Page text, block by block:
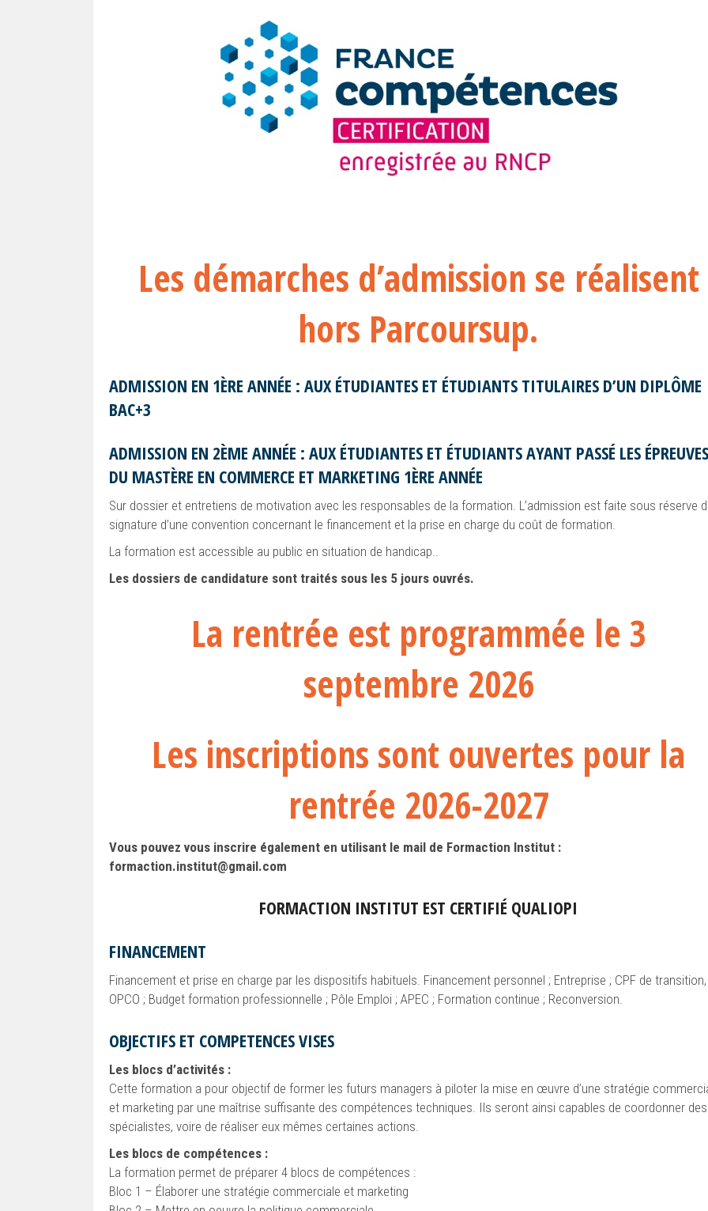
Les démarches d’admission se réalisent
hors Parcoursup.
ADMISSION EN 1ÈRE ANNÉE : AUX ÉTUDIANTES ET ÉTUDIANTS TITULAIRES D’UN DIPLÔME
BAC+3
ADMISSION EN 2ÈME ANNÉE : AUX ÉTUDIANTES ET ÉTUDIANTS AYANT PASSÉ LES ÉPREUVES
DU MASTÈRE EN COMMERCE ET MARKETING 1ÈRE ANNÉE
Sur dossier et entretiens de motivation avec les responsables de la formation. L’admission est faite sous réserve
signature d’une convention concernant le financement et la prise en charge du coût de formation.
La formation est accessible au public en situation de handicap..
Les dossiers de candidature sont traités sous les 5 jours ouvrés.
La rentrée est programmée le 3
septembre 2026
Les inscriptions sont ouvertes pour la
rentrée 2026-2027
Vous pouvez vous inscrire également en utilisant le mail de Formaction Institut :
formaction.institut@gmail.com
FORMACTION INSTITUT EST CERTIFIÉ QUALIOPI
FINANCEMENT
Financement et prise en charge par les dispositifs habituels. Financement personnel ; Entreprise ; CPF de transition,
OPCO ; Budget formation professionnelle ; Pôle Emploi ; APEC ; Formation continue ; Reconversion.
OBJECTIFS ET COMPETENCES VISES
Les blocs d’activités :
Cette formation a pour objectif de former les futurs managers à piloter la mise en œuvre d’une stratégie
et marketing par une maîtrise suffisante des compétences techniques. Ils seront ainsi capables de coordonner des
spécialistes, voire de réaliser eux mêmes certaines actions.
Les blocs de compétences :
La formation permet de préparer 4 blocs de compétences :
Bloc 1 – Élaborer une stratégie commerciale et marketing